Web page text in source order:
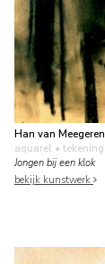
Han van Meegeren
aquarel • tekening
Jongen bij een klok
bekijk kunstwerk